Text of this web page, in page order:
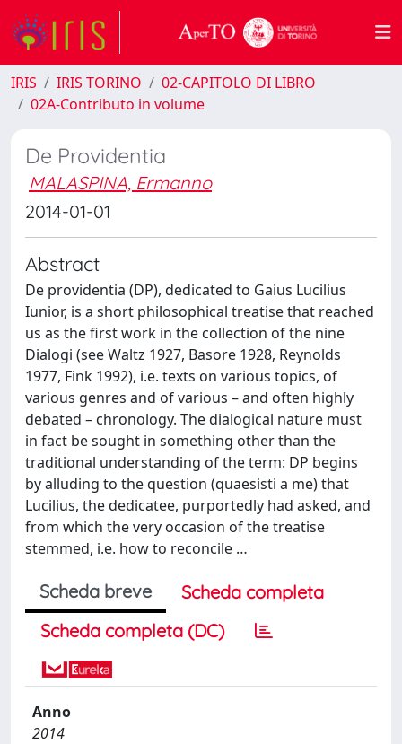
IRIS IRIS TORINO
02-CAPITOLO DI LIBRO
02A-Contributo in volume
De Providentia
MALASPINA, Ermanno
2014-01-01
Abstract
De providentia (DP), dedicated to Gaius Lucilius
Iunior, is a short philosophical treatise that reached
us as the first work in the collection of the nine
Dialogi (see Waltz 1927, Basore 1928, Reynolds
1977, Fink 1992), i.e. texts on various topics, of
various genres and of various – and often highly
debated – chronology. The dialogical nature must
in fact be sought in something other than the
traditional understanding of the term: DP begins
by alluding to the question (quaesisti a me) that
Lucilius, the dedicatee, purportedly had asked, and
from which the very occasion of the treatise
stemmed, i.e. how to reconcile …
Scheda breve
Scheda completa
Scheda completa (DC)
Anno
2014